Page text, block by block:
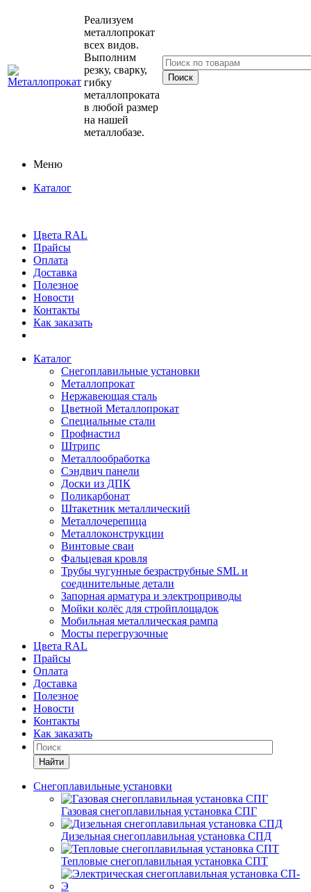
Реализуем
металлопрокат
всех видов.
Выполним
резку, сварку,
гибку
металлопроката
в любой размер
на нашей
металлобазе.
Меню
Каталог
Цвета RAL
Прайсы
Оплата
Доставка
Полезное
Новости
Контакты
Как заказать
Каталог
Снегоплавильные установки
Металлопрокат
Нержавеющая сталь
Цветной Металлопрокат
Специальные стали
Профнастил
Штрипс
Металлообработка
Сэндвич панели
Доски из ДПК
Поликарбонат
Штакетник металлический
Металлочерепица
Металлоконструкции
Винтовые сваи
Фальцевая кровля
Трубы чугунные безраструбные SML и
соединительные детали
Запорная арматура и электроприводы
Мойки колёс для стройплощадок
Мобильная металлическая рампа
Мосты перегрузочные
Цвета RAL
Прайсы
Оплата
Доставка
Полезное
Новости
Контакты
Как заказать
Найти
Снегоплавильные установки
Газовая снегоплавильная установка СПГ
Дизельная снегоплавильная установка СПД
Тепловые снегоплавильная установка СПТ